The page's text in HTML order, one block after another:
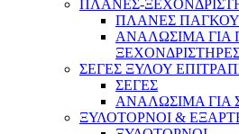
ΠΛΑΝΕΣ-
ΠΛΑΝΕΣ ΠΑΓΚΟΥ
ΑΝΑΛΩΣΙΜΑ ΓΙΑ
ΣΕΓΕΣ ΞΥΛΟΥ
ΣΕΓΕΣ
ΑΝΑΛΩΣΙΜΑ ΓΙΑ
ΞΥΛΟΤΟΡΝΟΙ &